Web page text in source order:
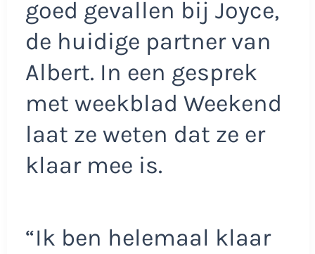
goed gevallen bij Joyce,
de huidige partner van
Albert. In een gesprek
met weekblad Weekend
laat ze weten dat ze er
klaar mee is.
“Ik ben helemaal klaar